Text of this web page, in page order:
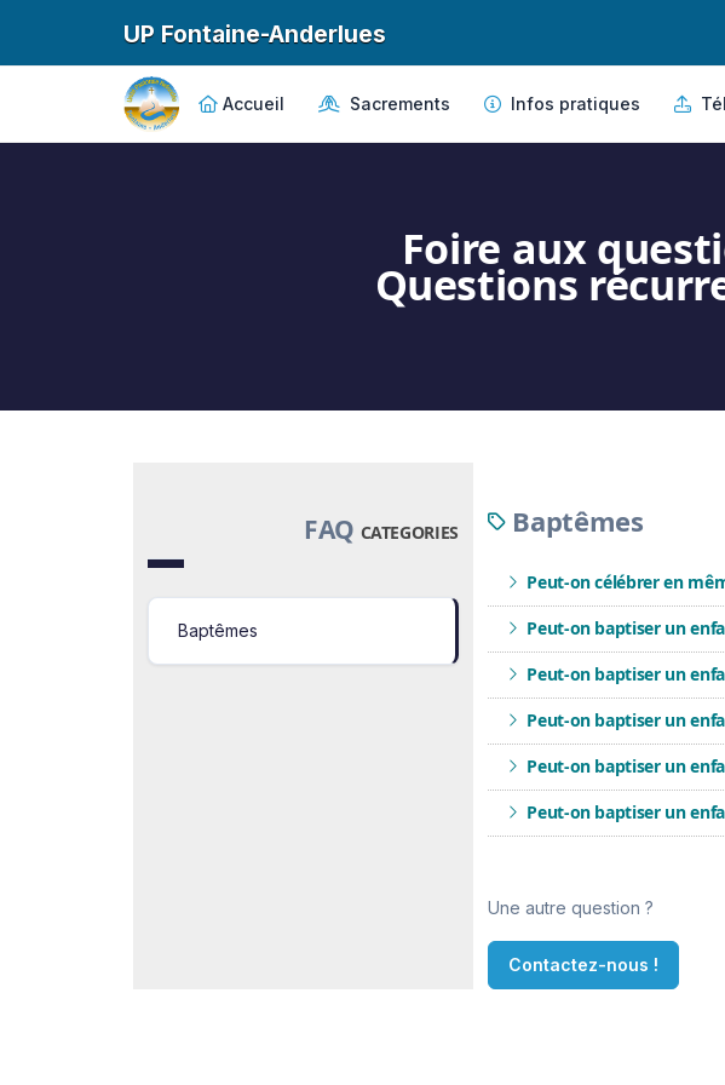
UP Fontaine-Anderlues
Accueil Sacrements Infos pratiques
Foire aux
Questions
FAQ CATEGORIES
Baptêmes
Baptêmes
Peut-on célébrer en
Peut-on baptiser un
Peut-on baptiser un
Peut-on baptiser un
Peut-on baptiser un
Peut-on baptiser un
Une autre question ?
Contactez-nous !